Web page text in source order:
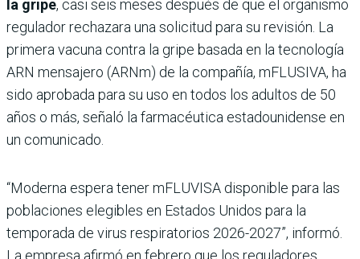
la gripe, casi seis meses después de que el organismo
regulador rechazara una solicitud para su revisión. La
primera vacuna contra la gripe basada en la tecnología
ARN mensajero (ARNm) de la compañía, mFLUSIVA, ha
sido aprobada para su uso en todos los adultos de 50
años o más, señaló la farmacéutica estadounidense en
un comunicado.
“Moderna espera tener mFLUVISA disponible para las
poblaciones elegibles en Estados Unidos para la
temporada de virus respiratorios 2026-2027”, informó.
La empresa afirmó en febrero que los reguladores